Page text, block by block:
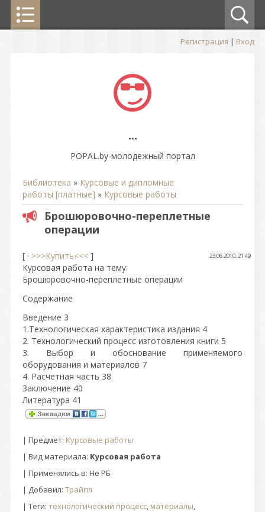
Регистрация | Вход
...
POPAL.by-молодежный портал
Библиотека » Курсовые и дипломные
работы [платные] » Курсовые работы
Брошюровочно-переплетные
операции
[ · >>>Купить<<< ] 23.06.2010, 21:49
Курсовая работа на тему:
Брошюровочно-переплетные операции
Содержание
Введение 3
1.Технологическая характеристика издания 4
2. Технологический процесс изготовления книги 5
3. Выбор и обоснование применяемого
оборудования и материалов 7
4. Расчетная часть 38
Заключение 40
Литература 41
| Предмет: Курсовые работы
| Вид материала: Курсовая работа
| Применялись в: Не РБ
| Добавил: Трайпл
| Теги: технологический процесс, материалы,